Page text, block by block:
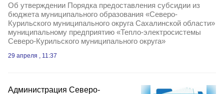
Об утверждении Порядка предоставления субсидии из
бюджета муниципального образования «Северо-
Курильского муниципального округа Сахалинской области»
муниципальному предприятию «Тепло-электросистемы
Северо-Курильского муниципального округа»
29 апреля , 11:37
Администрация Северо-